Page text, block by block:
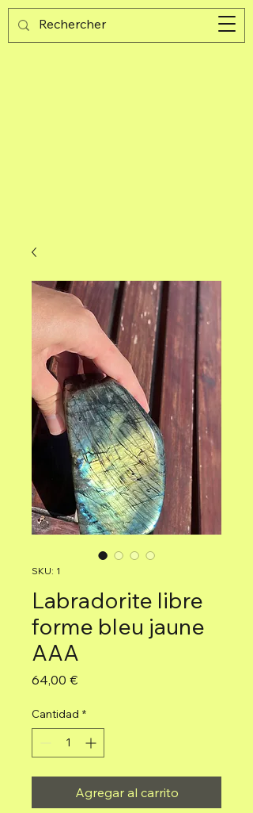
Guijad
SKU: 1
Labradorite libre
forme bleu jaune
AAA
64,00 €Precio
Cantidad *
Agregar al carrito